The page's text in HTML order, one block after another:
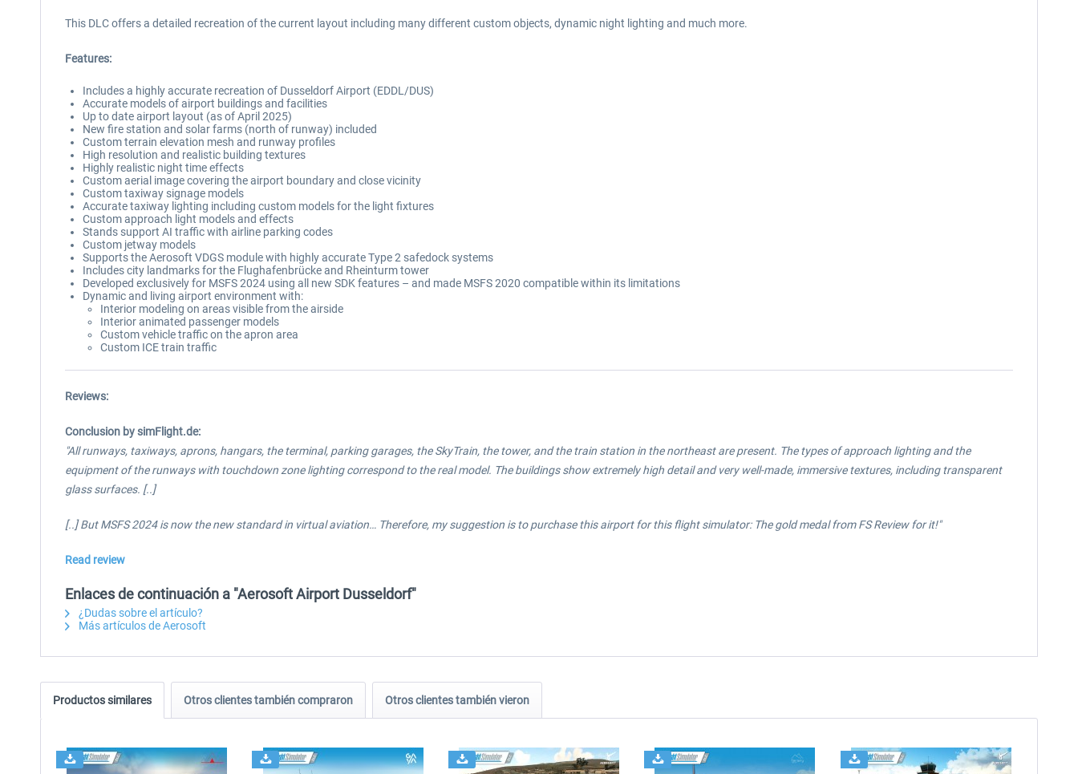
This DLC offers a detailed recreation of the current layout including many different custom objects, dynamic night lighting and much more.
Features:
Includes a highly accurate recreation of Dusseldorf Airport (EDDL/DUS)
Accurate models of airport buildings and facilities
Up to date airport layout (as of April 2025)
New fire station and solar farms (north of runway) included
Custom terrain elevation mesh and runway profiles
High resolution and realistic building textures
Highly realistic night time effects
Custom aerial image covering the airport boundary and close vicinity
Custom taxiway signage models
Accurate taxiway lighting including custom models for the light fixtures
Custom approach light models and effects
Stands support AI traffic with airline parking codes
Custom jetway models
Supports the Aerosoft VDGS module with highly accurate Type 2 safedock systems
Includes city landmarks for the Flughafenbrücke and Rheinturm tower
Developed exclusively for MSFS 2024 using all new SDK features – and made MSFS 2020 compatible within its limitations
Dynamic and living airport environment with:
Interior modeling on areas visible from the airside
Interior animated passenger models
Custom vehicle traffic on the apron area
Custom ICE train traffic
Reviews:
Conclusion by simFlight.de:
"All runways, taxiways, aprons, hangars, the terminal, parking garages, the SkyTrain, the tower, and the train station in the northeast are present. The types of approach lighting and the
equipment of the runways with touchdown zone lighting correspond to the real model. The buildings show extremely high detail and very well-made, immersive textures, including transparent
glass surfaces. [..]
[..] But MSFS 2024 is now the new standard in virtual aviation… Therefore, my suggestion is to purchase this airport for this flight simulator: The gold medal from FS Review for it!"
Read review
Enlaces de continuación a "Aerosoft Airport Dusseldorf"
¿Dudas sobre el artículo?
Más artículos de Aerosoft
Productos similares Otros clientes también compraron Otros clientes también vieron